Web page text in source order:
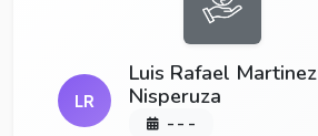
LR
Luis Rafael Martinez
Nisperuza
- - -